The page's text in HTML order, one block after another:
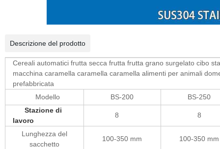
Descrizione del prodotto
Cereali automatici frutta secca frutta frutta grano surgelato cibo
macchina caramella caramella caramella alimenti per animali
prefabbricata
Modello
BS-200
BS-250
Stazione di
lavoro
8 8
Lunghezza del
sacchetto
100-350 mm 100-350 mm